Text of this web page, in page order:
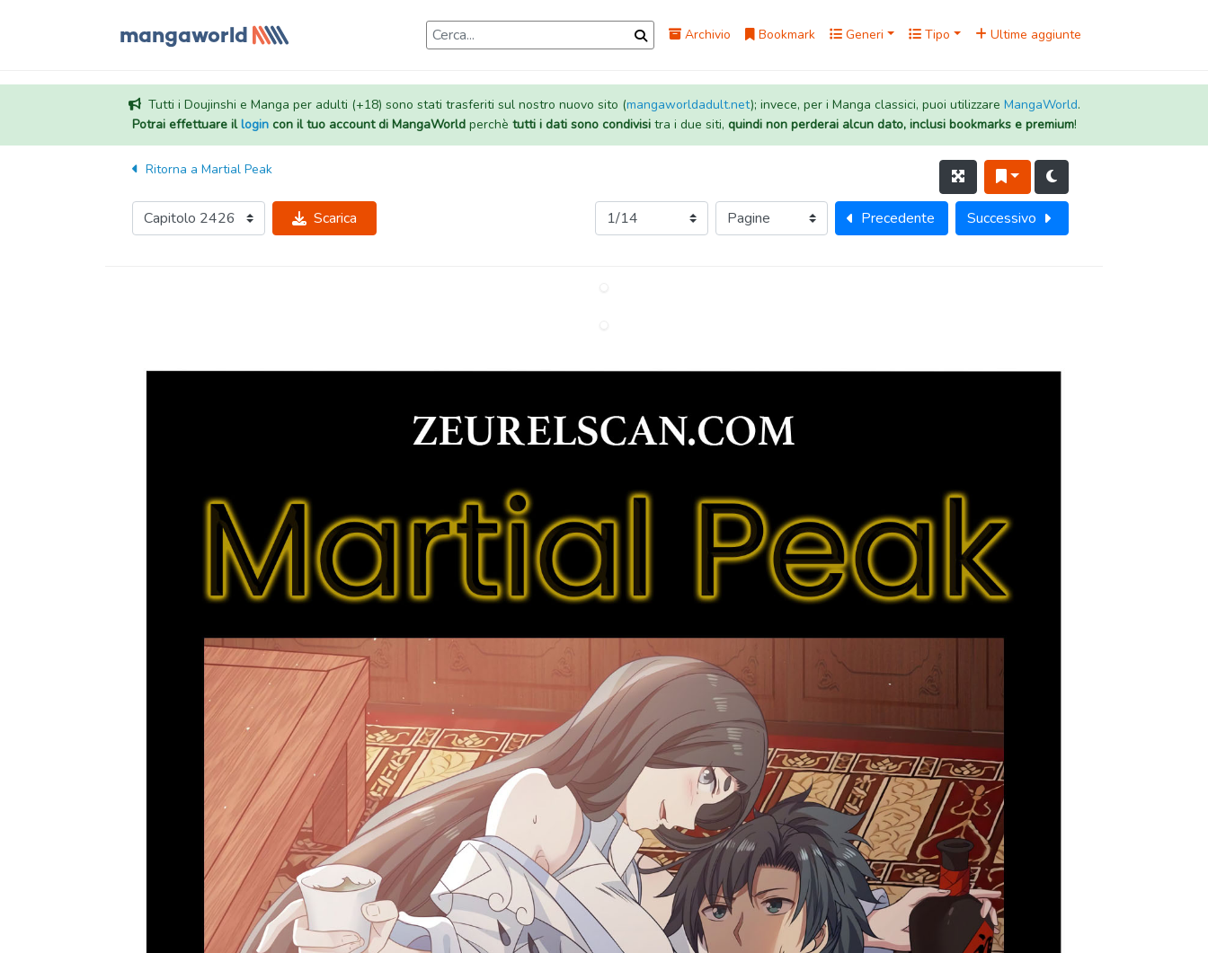
Archivio Bookmark Generi Tipo Ultime aggiunte
Tutti i Doujinshi e Manga per adulti (+18) sono stati trasferiti sul nostro nuovo sito (mangaworldadult.net); invece, per i Manga classici, puoi utilizzare MangaWorld.
Potrai effettuare illogincon il tuo account di MangaWorldperchè tutti i dati sono condivisitra i due siti, quindi non perderai alcun dato, inclusi bookmarks e premium!
Ritorna a Martial Peak
Scarica Precedente Successivo